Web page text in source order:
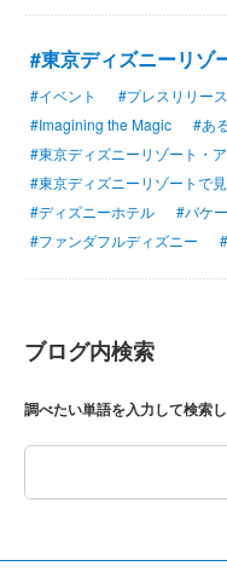
#東京ディズニーリゾ
#イベント #プレスリリース
#Imagining the Magic
#あ
#東京ディズニーリゾート・
#東京ディズニーリゾートで
#ディズニーホテル
#バケ
#ファンダフルディズニー
ブログ内検索
調べたい単語を入力して検索